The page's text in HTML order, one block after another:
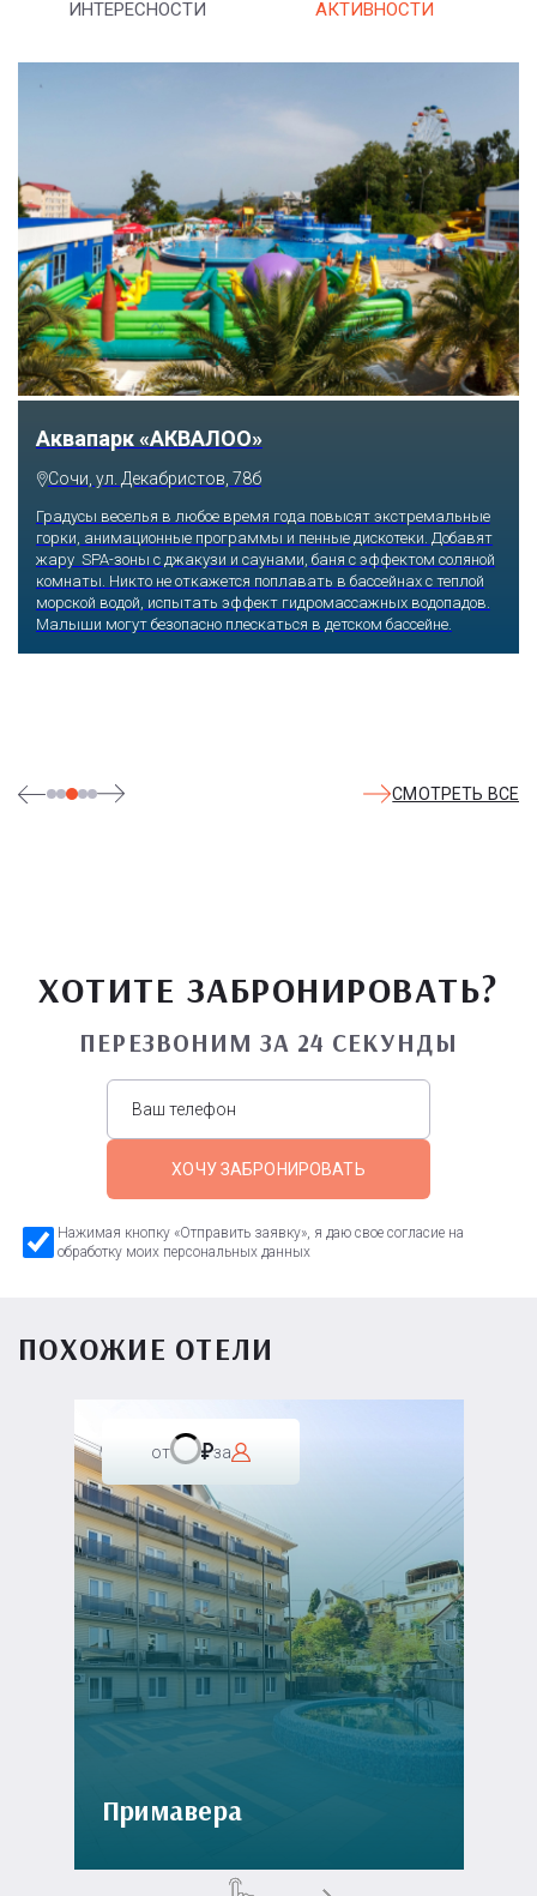
ИНТЕРЕСНОСТИ АКТИВНОСТИ
Тематический парк развлечений «Сочи
Парк»
Сочи, Олимпийский проспект, 21
Оказавшись здесь, словно попадаешь в сказку: встречаешь
любимых героев русского фольклора, получаешь возможность
сколько душе угодно кататься на аттракционах европейского
уровня. Гости участвуют в увлекательных квестах и творческих
СМОТРЕТЬ ВСЕ
ХОТИТЕ ЗАБРОНИРОВАТЬ?
ПЕРЕЗВОНИМ ЗА 24 СЕКУНДЫ
ХОЧУ ЗАБРОНИРОВАТЬ
Нажимая кнопку «Отправить заявку», я даю свое согласие на
обработку моих персональных данных
ПОХОЖИЕ ОТЕЛИ
от за
Примавера